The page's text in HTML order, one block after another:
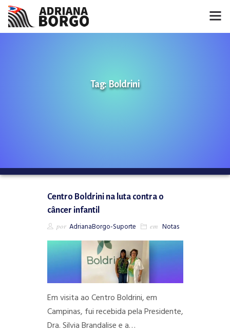
Tag: Boldrini
Centro Boldrini na luta contra o
câncer infantil
por AdrianaBorgo-Suporte em Notas
Em visita ao Centro Boldrini, em
Campinas, fui recebida pela Presidente,
Dra. Silvia Brandalise e a…